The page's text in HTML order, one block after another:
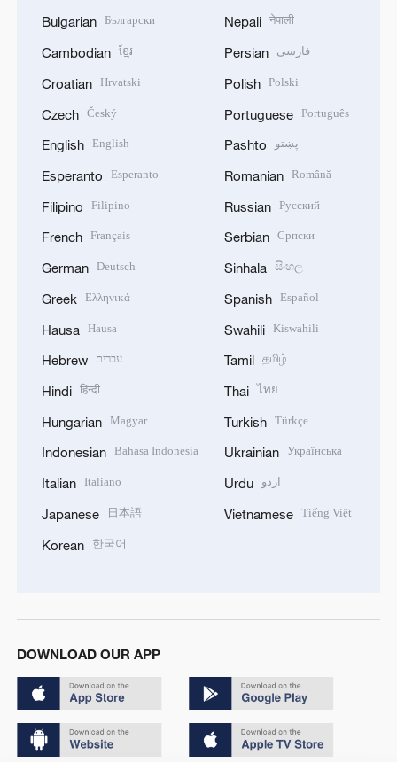
Bulgarian Български
Cambodian ខ្មែរ
Croatian Hrvatski
Czech Český
English English
Esperanto Esperanto
Filipino Filipino
French Français
German Deutsch
Greek Ελληνικά
Hausa Hausa
Hebrew עברית
Hindi हिन्दी
Hungarian Magyar
Indonesian Bahasa Indonesia
Italian Italiano
Japanese 日本語
Korean 한국어
Nepali नेपाली
Persian فارسی
Polish Polski
Portuguese Português
Pashto پښتو
Romanian Română
Russian Русский
Serbian Српски
Sinhala සිංහල
Spanish Español
Swahili Kiswahili
Tamil தமிழ்
Thai ไทย
Turkish Türkçe
Ukrainian Українська
Urdu اردو
Vietnamese Tiếng Việt
DOWNLOAD OUR APP